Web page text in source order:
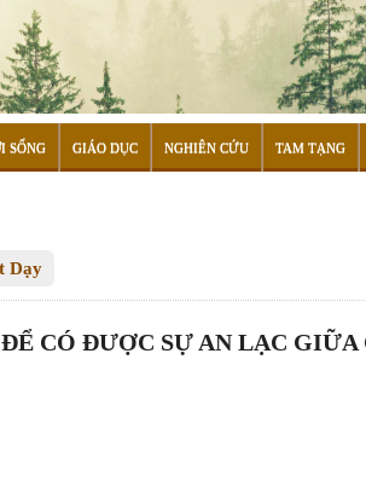
SỐNG GIÁO DỤC NGHIÊN CỨU TAM TẠNG
Dạy
CÓ ĐƯỢC SỰ AN LẠC GIỮA